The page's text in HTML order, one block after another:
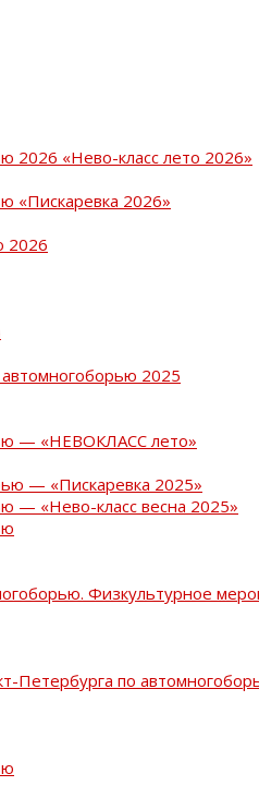
2026 «Нево-класс лето 2026»
«Пискаревка 2026»
2026
2025
— «НЕВОКЛАСС лето»
— «Пискаревка 2025»
— «Нево-класс весна 2025»
Физкультурное
Петербурга по